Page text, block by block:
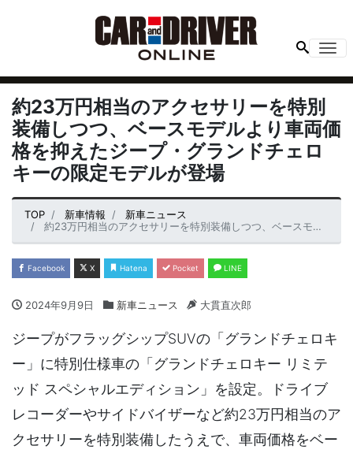
約23万円相当のアクセサリーを特別
装備しつつ、ベースモデルより車両価
格を抑えたジープ・グランドチェロ
キーの限定モデルが登場
TOP 新車情報
新車ニュース
約23万円相当のアクセサリーを特別装備しつつ、ベースモデルより車両価格を抑えたジープ・グランドチェロキーの限定モデルが登場
Facebook X Hatena Pocket LINE
2024年9月9日 新車ニュース 大貫直次郎
ジープがフラッグシップSUVの「グランドチェロキ
ー」に特別仕様車の「グランドチェロキー リミテ
ッド スペシャルエディション」を設定。ドライブ
レコーダーやサイドバイザーなど約23万円相当のア
クセサリーを特別装備したうえで、車両価格をベー